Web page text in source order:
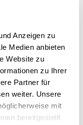
Anzeigen zu
Medien anbieten
Website zu
zu Ihrer
Partner für
weiter. Unsere
mit
bereitgestellt
sie
kein technisches
langen
aus! Je mehr Du
wirst Du –
oder
digitale
wartet